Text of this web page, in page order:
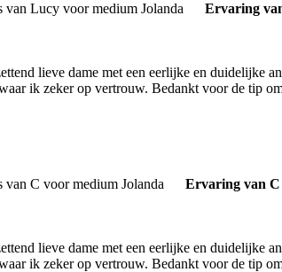
Ervaring
lieve dame met een eerlijke en duidelijke
ik zeker op vertrouw. Bedankt voor de tip
Ervaring van C
lieve dame met een eerlijke en duidelijke
ik zeker op vertrouw. Bedankt voor de tip